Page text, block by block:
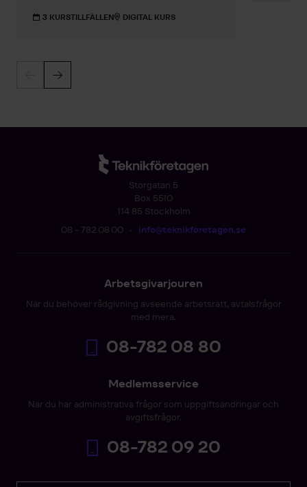
3 KURSTILLFÄLLEN DIGITAL KURS
Storgatan 5
Box 5510
114 85 Stockholm
08 - 782 08 00 • info@teknikforetagen.se
Arbetsgivarjouren
När du behöver rådgivning avseende arbetsrätt, avtalsfrågor
med mera.
08-782 08 80
Medlemsservice
När du har administrativa frågor som uppgiftsändringar och
avgiftsfrågor.
08-782 09 20